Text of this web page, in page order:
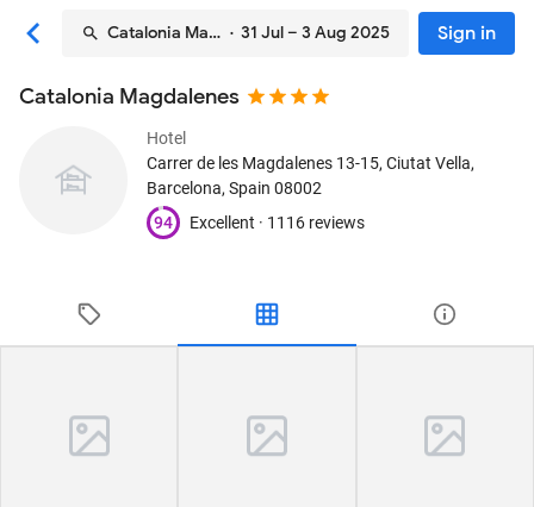
Catalonia Magdalenes· 31 Jul – 3 Aug 2025 Sign in
Catalonia Magdalenes
Hotel
Carrer de les Magdalenes 13-15, Ciutat Vella,
Barcelona, Spain 08002
94
Excellent · 1116 reviews